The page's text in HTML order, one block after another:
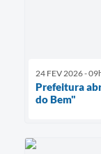
24 FEV 2026 -
Prefeitura
do Bem"